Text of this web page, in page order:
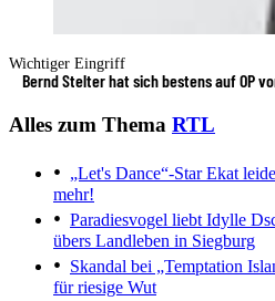
Wichtiger Eingriff
Bernd Stelter hat sich bestens auf OP
Alles zum Thema RTL
„Let's Dance“-Star Ekat
mehr!
Paradiesvogel liebt Idylle
übers Landleben in Siegburg
Skandal bei „Temptation
für riesige Wut